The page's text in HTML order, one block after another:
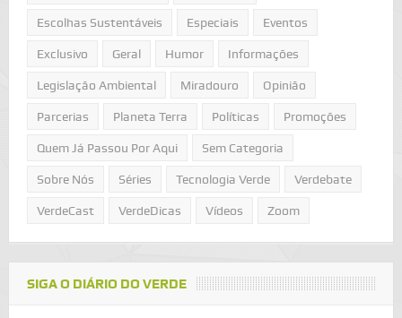
Escolhas Sustentáveis Especiais Eventos
Exclusivo Geral Humor Informações
Legislação Ambiental Miradouro Opinião
Parcerias Planeta Terra Políticas Promoções
Quem Já Passou Por Aqui Sem Categoria
Sobre Nós Séries Tecnologia Verde Verdebate
VerdeCast VerdeDicas Vídeos Zoom
SIGA O DIÁRIO DO VERDE